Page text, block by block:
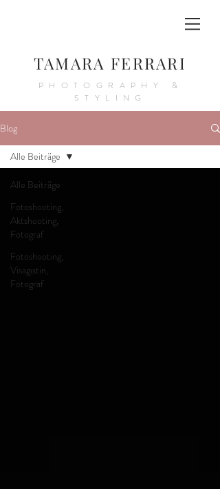
TAMARA FERRARI
PHOTOGRAPHY &
STYLING
Blog
Alle Beiträge
Fotoshooting,
Aktshooting,
Fotograf
Fotoshooting,
Visagistin,
Fotograf
Alle Beiträge